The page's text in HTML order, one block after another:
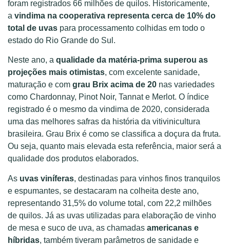
foram registrados 66 milhões de quilos. Historicamente,
a vindima na cooperativa representa cerca de 10% do
total de uvas para processamento colhidas em todo o
estado do Rio Grande do Sul.
Neste ano, a qualidade da matéria-prima superou as
projeções mais otimistas, com excelente sanidade,
maturação e com grau Brix acima de 20 nas variedades
como Chardonnay, Pinot Noir, Tannat e Merlot. O índice
registrado é o mesmo da vindima de 2020, considerada
uma das melhores safras da história da vitivinicultura
brasileira. Grau Brix é como se classifica a doçura da fruta.
Ou seja, quanto mais elevada esta referência, maior será a
qualidade dos produtos elaborados.
As uvas viníferas, destinadas para vinhos finos tranquilos
e espumantes, se destacaram na colheita deste ano,
representando 31,5% do volume total, com 22,2 milhões
de quilos. Já as uvas utilizadas para elaboração de vinho
de mesa e suco de uva, as chamadas americanas e
híbridas, também tiveram parâmetros de sanidade e